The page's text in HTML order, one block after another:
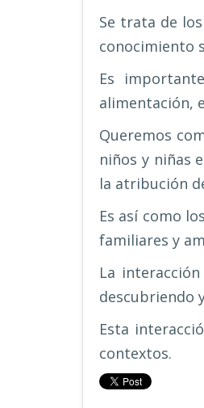
Se trata de
conocimiento
Es
alimentación,
Queremos
niños y niñas
la atribución
Es así como
familiares y
La
descubriendo
Esta
contextos.